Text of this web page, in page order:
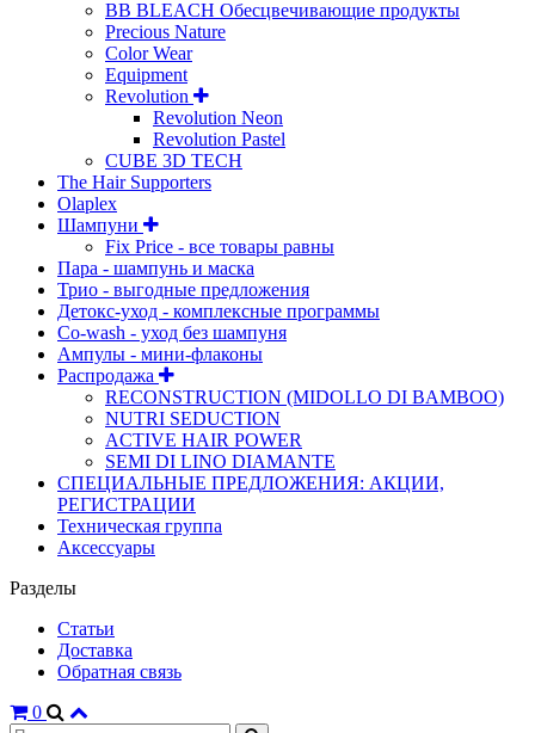
BB BLEACH Обесцвечивающие продукты
Precious Nature
Color Wear
Equipment
Revolution
Revolution Neon
Revolution Pastel
CUBE 3D TECH
The Hair Supporters
Olaplex
Шампуни
Fix Price - все товары равны
Пара - шампунь и маска
Трио - выгодные предложения
Детокс-уход - комплексные программы
Co-wash - уход без шампуня
Ампулы - мини-флаконы
Распродажа
RECONSTRUCTION (MIDOLLO DI BAMBOO)
NUTRI SEDUCTION
ACTIVE HAIR POWER
SEMI DI LINO DIAMANTE
СПЕЦИАЛЬНЫЕ ПРЕДЛОЖЕНИЯ: АКЦИИ,
РЕГИСТРАЦИИ
Техническая группа
Аксессуары
Разделы
Статьи
Доставка
Обратная связь
0